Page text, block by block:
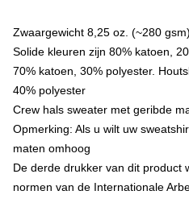
Zwaargewicht 8,25 oz. (~280
Solide kleuren zijn 80% katoen,
70% katoen, 30% polyester.
40% polyester
Crew hals sweater met geribde
Opmerking: Als u wilt uw
maten omhoog
De derde drukker van dit product
normen van de Internationale